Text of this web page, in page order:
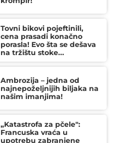
Tovni bikovi pojeftinili,
cena prasadi konačno
porasla! Evo šta se dešava
na tržištu stoke...
Ambrozija – jedna od
najnepoželjnijih biljaka na
našim imanjima!
„Katastrofa za pčele":
Francuska vraća u
upotrebu zabranjene